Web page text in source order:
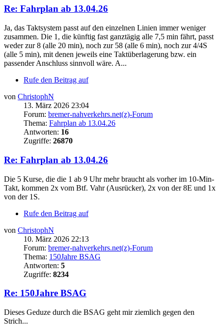
Re: Fahrplan ab 13.04.26
Ja, das Taktsystem passt auf den einzelnen Linien immer weniger
zusammen. Die 1, die künftig fast ganztägig alle 7,5 min fährt, passt
weder zur 8 (alle 20 min), noch zur 58 (alle 6 min), noch zur 4/4S
(alle 5 min), mit denen jeweils eine Taktüberlagerung bzw. ein
passender Anschluss sinnvoll wäre. A...
Rufe den Beitrag auf
von ChristophN
13. März 2026 23:04
Forum: bremer-nahverkehrs.net(z)-Forum
Thema: Fahrplan ab 13.04.26
Antworten: 16
Zugriffe: 26870
Re: Fahrplan ab 13.04.26
Die 5 Kurse, die die 1 ab 9 Uhr mehr braucht als vorher im 10-Min-
Takt, kommen 2x vom Btf. Vahr (Ausrücker), 2x von der 8E und 1x
von der 1S.
Rufe den Beitrag auf
von ChristophN
10. März 2026 22:13
Forum: bremer-nahverkehrs.net(z)-Forum
Thema: 150Jahre BSAG
Antworten: 5
Zugriffe: 8234
Re: 150Jahre BSAG
Dieses Geduze durch die BSAG geht mir ziemlich gegen den
Strich...